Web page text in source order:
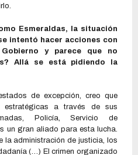
Esmeraldas, la situación
intentó hacer acciones con
y parece que no
Allá se está pidiendo la
de excepción, creo que
estratégicas a través de sus
Policía, Servicio de
un gran aliado para esta lucha.
la administración de justicia, los
(…) El crimen organizado